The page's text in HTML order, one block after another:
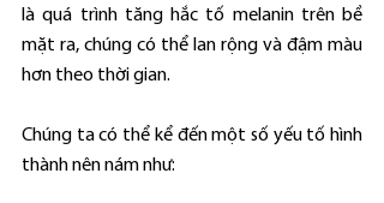
là quá trình tăng hắc tố melanin trên bề
mặt ra, chúng có thể lan rộng và đậm màu
hơn theo thời gian.
Chúng ta có thể kể đến một số yếu tố hình
thành nên nám như: